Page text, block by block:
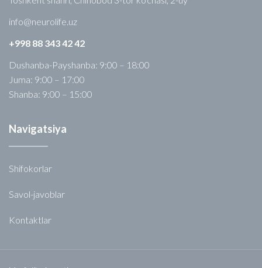
info@neurolife.uz
+998 88 343 42 42
Dushanba-Payshanba: 9:00 – 18:00
Juma: 9:00 – 17:00
Shanba: 9:00 – 15:00
Navigatsiya
Shifokorlar
Savol-javoblar
Kontaktlar